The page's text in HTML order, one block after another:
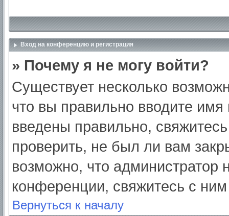
Вход на конференцию и регистрация
» Почему я не могу войти?
Существует несколько
что вы правильно вводите
введены правильно,
проверить, не был ли вам
возможно, что администратор
конференции, свяжитесь с
Вернуться к началу